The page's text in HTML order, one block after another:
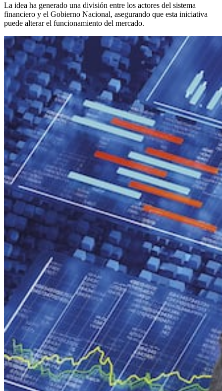
La idea ha generado una división entre los actores del sistema
financiero y el Gobierno Nacional, asegurando que esta iniciativa
puede alterar el funcionamiento del mercado.